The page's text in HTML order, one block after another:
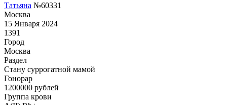
Татьяна №60331
Москва
15 Января 2024
1391
Город
Москва
Раздел
Cтану суррогатной мамой
Гонoрар
1200000 рублей
Группа крови